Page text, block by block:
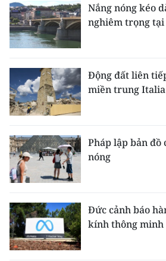
Nắng nóng kéo
nghiêm trọng tại
Động đất liên
miền trung Italia
Pháp lập bản
nóng
Đức cảnh báo
kính thông minh